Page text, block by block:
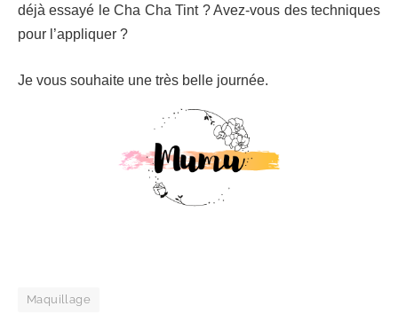
déjà essayé le Cha Cha Tint ? Avez-vous des techniques
pour l’appliquer ?
Je vous souhaite une très belle journée.
Maquillage